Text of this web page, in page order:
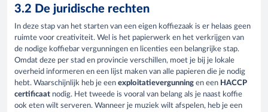
3.2 De juridische rechten
In deze stap van het starten van een eigen koffiezaak is er helaas geen
ruimte voor creativiteit. Wel is het papierwerk en het verkrijgen van
de nodige koffiebar vergunningen en licenties een belangrijke stap.
Omdat deze per stad en provincie verschillen, moet je bij je lokale
overheid informeren en een lijst maken van alle papieren die je nodig
hebt. Waarschijnlijk heb je een exploitatievergunning en een HACCP
certificaat nodig. Het tweede is vooral van belang als je naast koffie
ook eten wilt serveren. Wanneer je muziek wilt afspelen, heb je een